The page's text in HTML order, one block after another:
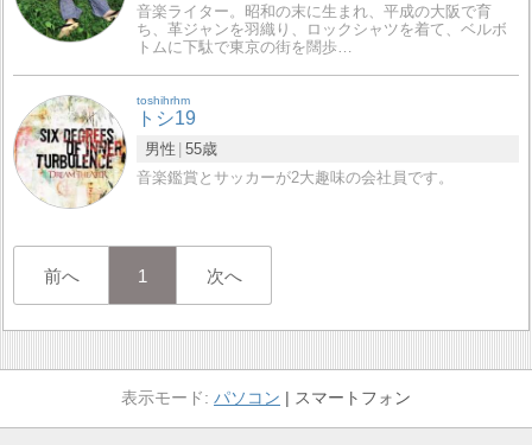
音楽ライター。昭和の末に生まれ、平成の大阪で育
ち、革ジャンを羽織り、ロックシャツを着て、ベルボ
トムに下駄で東京の街を闊歩…
toshihrhm
トシ19
男性 55歳
音楽鑑賞とサッカーが2大趣味の会社員です。
前へ 1 次へ
パソコン スマートフォン